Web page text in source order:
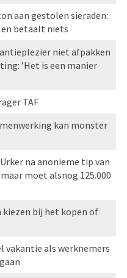
aan gestolen sieraden:
betaalt niets
niet afpakken
’Het is een manier
TAF
kan monster
na anonieme tip van
moet alsnog 125.000
bij het kopen of
vakantie als werknemers